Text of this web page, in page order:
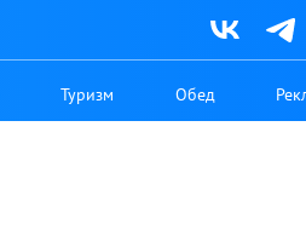
Туризм Обед